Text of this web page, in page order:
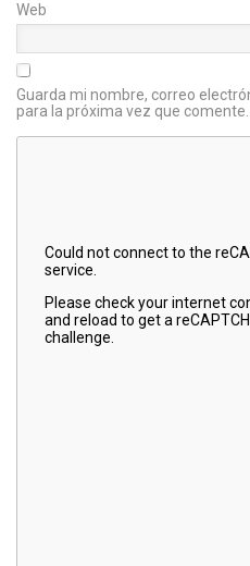
Web
Guarda mi nombre, correo
para la próxima vez que comente.